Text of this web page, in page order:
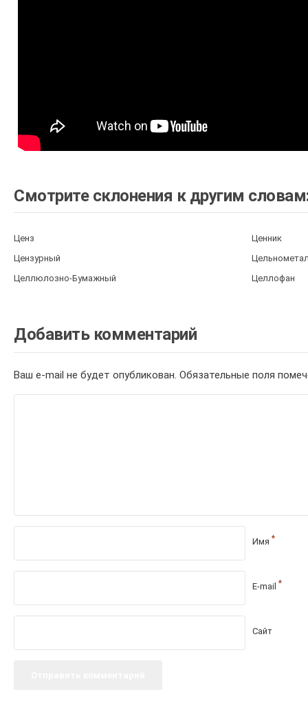
Смотрите склонения к другим
Ценз
Ценник
Цензурный
Целлюлозно-Бумажный
Целлофан
Добавить комментарий
Ваш e-mail не будет опубликован. Обязательные поля
Имя *
E-mail *
Сайт